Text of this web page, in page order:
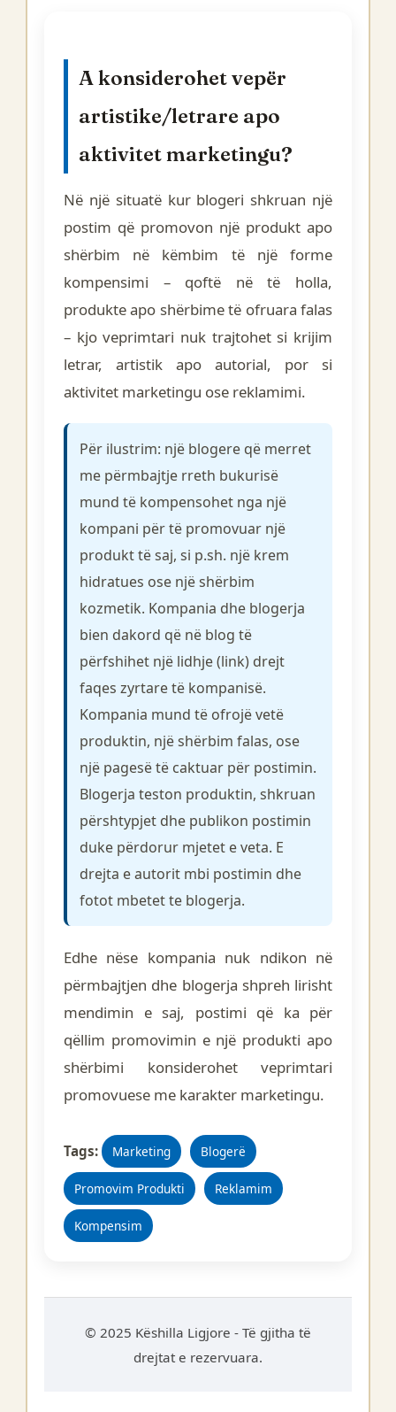
A konsiderohet vepër
artistike/letrare apo
aktivitet marketingu?
Në një situatë kur blogeri shkruan një
postim që promovon një produkt apo
shërbim në këmbim të një forme
kompensimi – qoftë në të holla,
produkte apo shërbime të ofruara falas
– kjo veprimtari nuk trajtohet si krijim
letrar, artistik apo autorial, por si
aktivitet marketingu ose reklamimi.
Për ilustrim: një blogere që merret
me përmbajtje rreth bukurisë
mund të kompensohet nga një
kompani për të promovuar një
produkt të saj, si p.sh. një krem ​​
hidratues ose një shërbim
kozmetik. Kompania dhe blogerja
bien dakord që në blog të
përfshihet një lidhje (link) drejt
faqes zyrtare të kompanisë.
Kompania mund të ofrojë vetë
produktin, një shërbim falas, ose
një pagesë të caktuar për postimin.
Blogerja teston produktin, shkruan
përshtypjet dhe publikon postimin
duke përdorur mjetet e veta. E
drejta e autorit mbi postimin dhe
fotot mbetet te blogerja.
Edhe nëse kompania nuk ndikon në
përmbajtjen dhe blogerja shpreh lirisht
mendimin e saj, postimi që ka për
qëllim promovimin e një produkti apo
shërbimi konsiderohet veprimtari
promovuese me karakter marketingu.
Tags: Marketing Blogerë
Promovim Produkti Reklamim
Kompensim
© 2025 Këshilla Ligjore - Të gjitha të
drejtat e rezervuara.